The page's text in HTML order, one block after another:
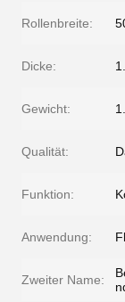
Rollenbreite:
Dicke:
Gewicht:
Qualität:
Funktion:
Anwendung:
Zweiter Name: